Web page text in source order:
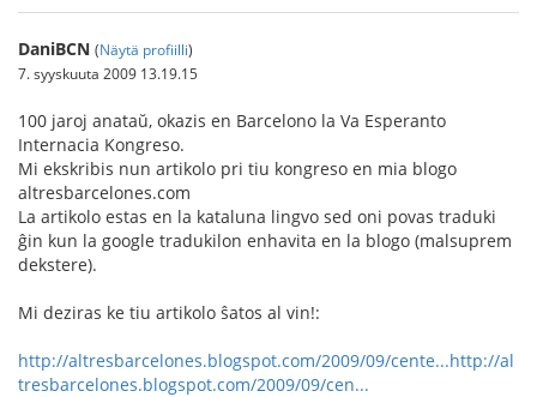
DaniBCN (Näytä profiilli)
7. syyskuuta 2009 13.19.15
100 jaroj anataŭ, okazis en Barcelono la Va Esperanto
Internacia Kongreso.
Mi ekskribis nun artikolo pri tiu kongreso en mia blogo
altresbarcelones.com
La artikolo estas en la kataluna lingvo sed oni povas traduki
ĝin kun la google tradukilon enhavita en la blogo (malsuprem
dekstere).
Mi deziras ke tiu artikolo ŝatos al vin!:
http://altresbarcelones.blogspot.com/2009/09/cente...http://al
tresbarcelones.blogspot.com/2009/09/cen...